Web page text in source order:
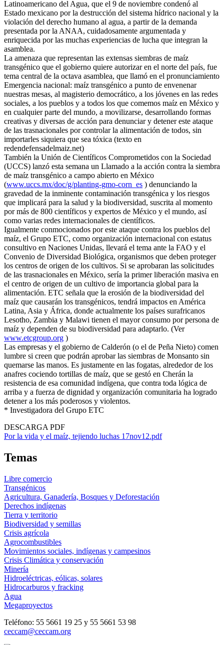
Latinoamericano del Agua, que el 9 de noviembre condenó al
Estado mexicano por la destrucción del sistema hídrico nacional y la
violación del derecho humano al agua, a partir de la demanda
presentada por la ANAA, cuidadosamente argumentada y
enriquecida por las muchas experiencias de lucha que integran la
asamblea.
La amenaza que representan las extensas siembras de maíz
transgénico que el gobierno quiere autorizar en el norte del país, fue
tema central de la octava asamblea, que llamó en el pronunciamiento
Emergencia nacional: maíz transgénico a punto de envenenar
nuestras mesas, al magisterio democrático, a los jóvenes en las redes
sociales, a los pueblos y a todos los que comemos maíz en México y
en cualquier parte del mundo, a movilizarse, desarrollando formas
creativas y diversas de acción para denunciar y detener este ataque
de las trasnacionales por controlar la alimentación de todos, sin
importarles siquiera que sea tóxica (texto en
redendefensadelmaiz.net)
También la Unión de Científicos Comprometidos con la Sociedad
(UCCS) lanzó esta semana un Llamado a la acción contra la siembra
de maíz transgénico a campo abierto en México
(www.uccs.mx/doc/g/planting-gmo-corn_es ) denunciando la
gravedad de la inminente contaminación transgénica y los riesgos
que implicará para la salud y la biodiversidad, suscrita al momento
por más de 800 científicos y expertos de México y el mundo, así
como varias redes internacionales de científicos.
Igualmente conmocionados por este ataque contra los pueblos del
maíz, el Grupo ETC, como organización internacional con estatus
consultivo en Naciones Unidas, llevará el tema ante la FAO y el
Convenio de Diversidad Biológica, organismos que deben proteger
los centros de origen de los cultivos. Si se aprobaran las solicitudes
de las trasnacionales en México, sería la primer liberación masiva en
el centro de origen de un cultivo de importancia global para la
alimentación. ETC señala que la erosión de la biodiversidad del
maíz que causarán los transgénicos, tendrá impactos en América
Latina, Asia y África, donde actualmente los países surafricanos
Lesotho, Zambia y Malawi tienen el mayor consumo por persona de
maíz y dependen de su biodiversidad para adaptarlo. (Ver
www.etcgroup.org )
Las empresas y el gobierno de Calderón (o el de Peña Nieto) comen
lumbre si creen que podrán aprobar las siembras de Monsanto sin
quemarse las manos. Es justamente en las fogatas, alrededor de los
anafres cociendo tortillas de maíz, que se gestó en Cherán la
resistencia de esa comunidad indígena, que contra toda lógica de
arriba y a fuerza de dignidad y organización comunitaria ha logrado
detener a los más poderosos y violentos.
* Investigadora del Grupo ETC
DESCARGA PDF
Por la vida y el maíz, tejiendo luchas 17nov12.pdf
Temas
Libre comercio
Transgénicos
Agricultura, Ganadería, Bosques y Deforestación
Derechos indígenas
Tierra y territorio
Biodiversidad y semillas
Crisis agrícola
Agrocombustibles
Movimientos sociales, indígenas y campesinos
Crisis Climática y conservación
Minería
Hidroeléctricas, eólicas, solares
Hidrocarburos y fracking
Agua
Megaproyectos
Teléfono: 55 5661 19 25 y 55 5661 53 98
ceccam@ceccam.org